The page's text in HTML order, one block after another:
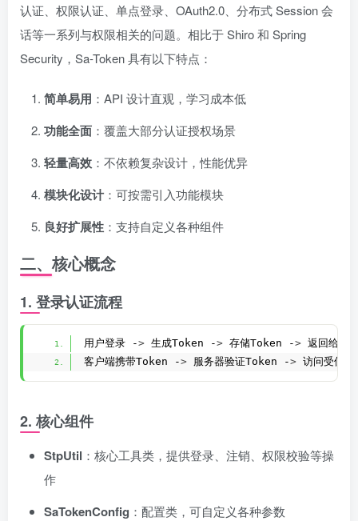
认证、权限认证、单点登录、OAuth2.0、分布式 Session 会
话等一系列与权限相关的问题。相比于 Shiro 和 Spring
Security，Sa-Token 具有以下特点：
简单易用 ：API 设计直观，学习成本低
功能全面 ：覆盖大部分认证授权场景
轻量高效 ：不依赖复杂设计，性能优异
模块化设计：可按需引入功能模块
良好扩展性 ：支持自定义各种组件
二、核心概念
1. 登录认证流程
用户登录 -> 生成Token -> 存储Token -> 返回给客
客户端携带Token -> 服务器验证Token -> 访问受保护
2. 核心组件
StpUtil ：核心工具类，提供登录、注销、权限校验等操
作
SaTokenConfig ：配置类，可自定义各种参数